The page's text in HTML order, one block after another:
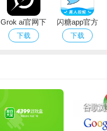
Grok ai官网下
载安卓最新版
下载
闪糖app官方
下载2026最新
下载